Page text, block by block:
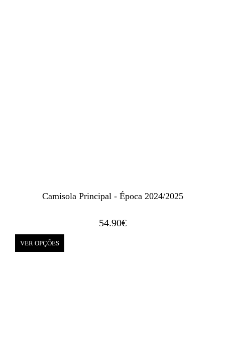
Camisola Principal - Época 2024/2025
54.90€
VER OPÇÕES